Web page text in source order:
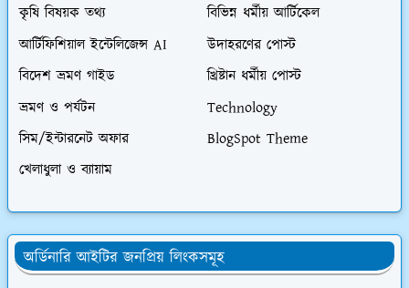
কৃষি বিষয়ক তথ্য
বিভিন্ন ধর্মীয় আর্টিকেল
আর্টিফিশিয়াল ইন্টেলিজেন্স AI
উদাহরণের পোস্ট
বিদেশ ভ্রমণ গাইড
খ্রিষ্টান ধর্মীয় পোস্ট
ভ্রমণ ও পর্যটন
Technology
সিম/ইন্টারনেট অফার
BlogSpot Theme
খেলাধুলা ও ব্যায়াম
অর্ডিনারি আইটির জনপ্রিয় লিংকসমূহ